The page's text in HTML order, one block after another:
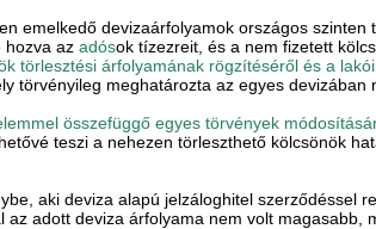
emelkedő devizaárfolyamok országos szinten
hozva azadósok tízezreit, és a nem fizetett
törlesztési árfolyamának rögzítéséről és a
törvényileg meghatározta az egyes
összefüggő egyes törvények
teszi a nehezen törleszthető kölcsönök
aki deviza alapú jelzáloghitel szerződéssel
adott deviza árfolyama nem volt magasabb,